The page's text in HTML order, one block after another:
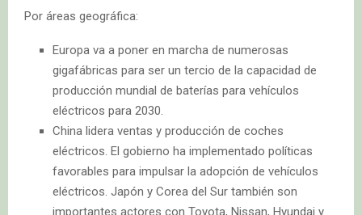
Por áreas geográfica:
Europa va a poner en marcha de numerosas
gigafábricas para ser un tercio de la capacidad de
producción mundial de baterías para vehículos
eléctricos para 2030.
China lidera ventas y producción de coches
eléctricos. El gobierno ha implementado políticas
favorables para impulsar la adopción de vehículos
eléctricos. Japón y Corea del Sur también son
importantes actores con Toyota, Nissan, Hyundai y